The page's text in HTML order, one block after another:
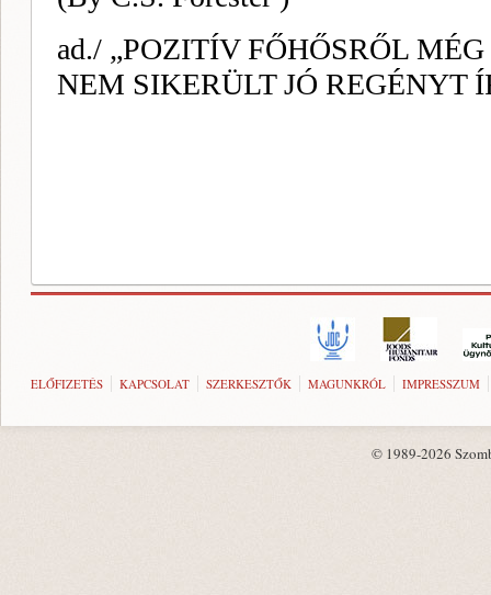
ELŐFIZETÉS KAPCSOLAT SZERKESZTŐK MAGUNKRÓL IMPRESSZUM
© 1989-2026